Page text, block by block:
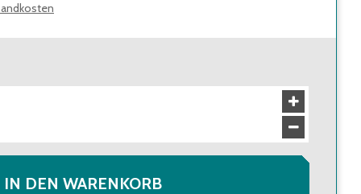
IN DEN WARENKORB